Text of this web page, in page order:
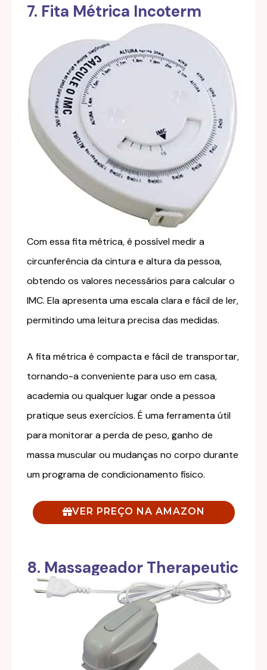
7. Fita Métrica Incoterm
Com essa fita métrica, é possível medir a
circunferência da cintura e altura da pessoa,
obtendo os valores necessários para calcular o
IMC. Ela apresenta uma escala clara e fácil de ler,
permitindo uma leitura precisa das medidas.
A fita métrica é compacta e fácil de transportar,
tornando-a conveniente para uso em casa,
academia ou qualquer lugar onde a pessoa
pratique seus exercícios. É uma ferramenta útil
para monitorar a perda de peso, ganho de
massa muscular ou mudanças no corpo durante
um programa de condicionamento físico.
VER PREÇO NA AMAZON
8. Massageador Therapeutic